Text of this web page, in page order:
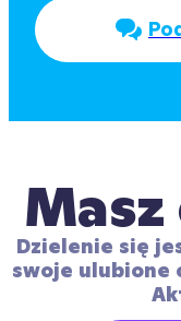
Masz
Dzielenie się
swoje ulubione